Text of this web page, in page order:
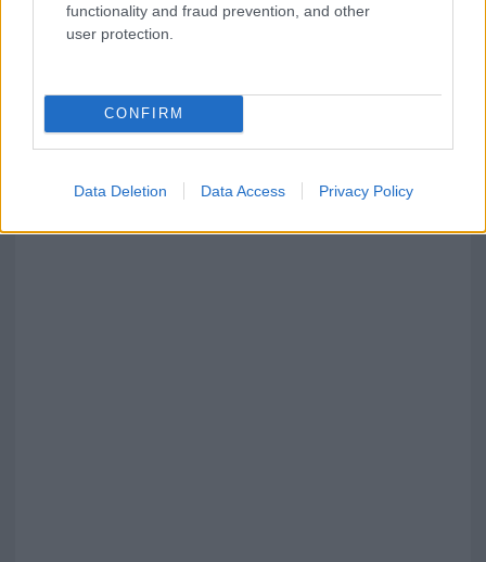
functionality and fraud prevention, and other
user protection.
CONFIRM
Data Deletion Data Access Privacy Policy